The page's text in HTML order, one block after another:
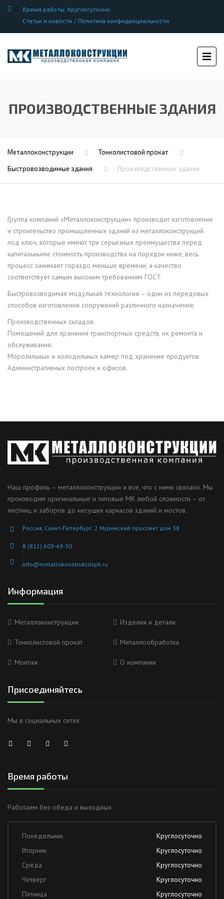
Время работы: Круглосуточно
Статьи и новости / Политика конфиденциальности
ПРОИЗВОДСТВЕННЫЕ ЗДАНИЯ
Металлоконструкции Тонколистовой прокат
Быстровозводимые здания Производственные здания
Группа компаний «Металлоконструкции» производит изготовление
и строительство промышленных зданий из металлоконструкций
под ключ, которые имеют три серьезных преимущества перед
капитальными: стоимость производства на порядок ниже, весь
процесс занимает гораздо меньше времени, а качество
соответствует самым высоким требованиям ГОСТ.
Быстровозводимая модульная технология – один из передовых
способов изготовления сооружений различного назначения:
Производственных складов.
Помещений для хранения транспортных средств, их ремонта и
обслуживания.
Морозильных и холодильных камер под хранение продуктов.
Административных построек и офисов.
Наш профиль – металлоконструкции и все, что с ними связано. Мы
производим оригинальные и типовые МК любой сложности – от
лестниц и заборов до несущих каркасов зданий и мостов.
Россия, Санкт-Петербург, 2 Муринский проспект дом 38
8 (812) 603-49-30
info@metallokonstrukciispb.ru
Информация
Металлоконструкции Изделия и детали
Тонколистовой прокат Металлообработка
Монтаж О компании
Присоединяйтесь
Мы в социальных сетях
Время работы
Работаем без обеда и выходных
Понедельник
Круглосуточно
Вторник
Круглосуточно
Среда
Круглосуточно
Четверг
Круглосуточно
Пятница
Круглосуточно